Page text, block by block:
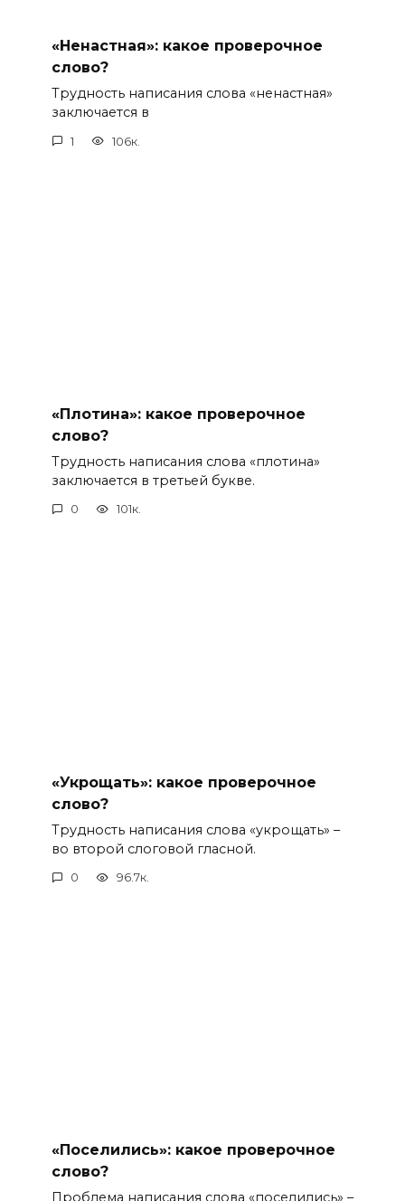
«Ненастная»: какое проверочное
слово?
Трудность написания слова «ненастная»
заключается в
1 106к.
«Плотина»: какое проверочное
слово?
Трудность написания слова «плотина»
заключается в третьей букве.
0 101к.
«Укрощать»: какое проверочное
слово?
Трудность написания слова «укрощать» –
во второй слоговой гласной.
0 96.7к.
«Поселились»: какое проверочное
слово?